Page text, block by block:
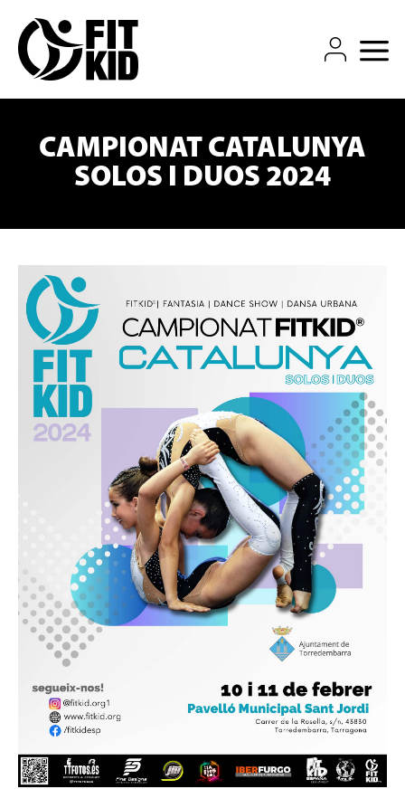
COMUNIDAD
CAMPIONAT CATALUNYA
SOLOS I DUOS 2024